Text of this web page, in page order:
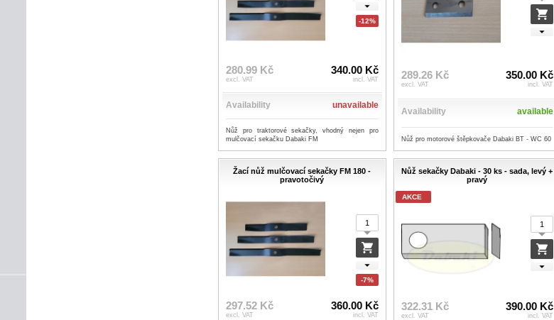
-12%
280.99 Kč
excl. VAT
340.00 Kč
incl. VAT
Availability unavailable
Nůž pro traktorové sekačky, vhodný nejen pro
mulčovací sekačku Dabaki FM
289.26 Kč
excl. VAT
350.00 Kč
incl. VAT
Availability available
Nůž pro motorové štěpkovače Dabaki BT - WC 60
Žací nůž mulčovací sekačky FM 180 -
pravotočivý
-7%
297.52 Kč
excl. VAT
360.00 Kč
incl. VAT
Nůž sekačky Dabaki - 30 ks - sada, levý +
pravý
AKCE
322.31 Kč
excl. VAT
390.00 Kč
incl. VAT